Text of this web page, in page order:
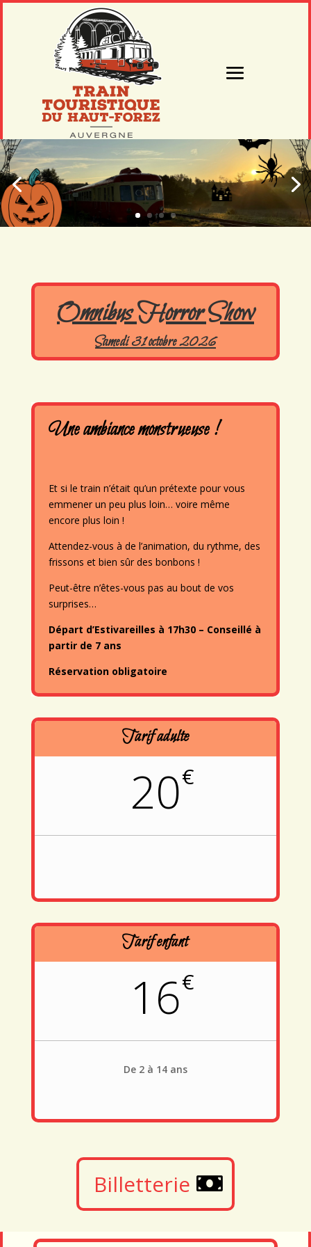
Omnibus Horror Show
Samedi 31 octobre 2026
Une ambiance monstrueuse !
Et si le train n’était qu’un prétexte pour vous
emmener un peu plus loin… voire même
encore plus loin !
Attendez-vous à de l’animation, du rythme, des
frissons et bien sûr des bonbons !
Peut-être n’êtes-vous pas au bout de vos
surprises…
Départ d’Estivareilles à 17h30 – Conseillé à
partir de 7 ans
Réservation obligatoire
Tarif adulte
€
20
Tarif enfant
€
16
De 2 à 14 ans
Billetterie